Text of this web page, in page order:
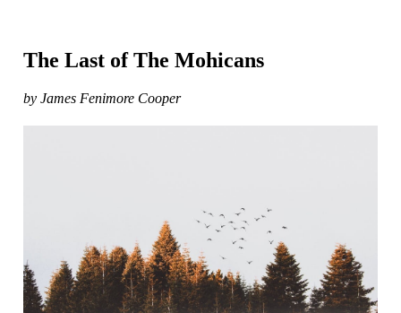
The Last of The Mohicans
by James Fenimore Cooper